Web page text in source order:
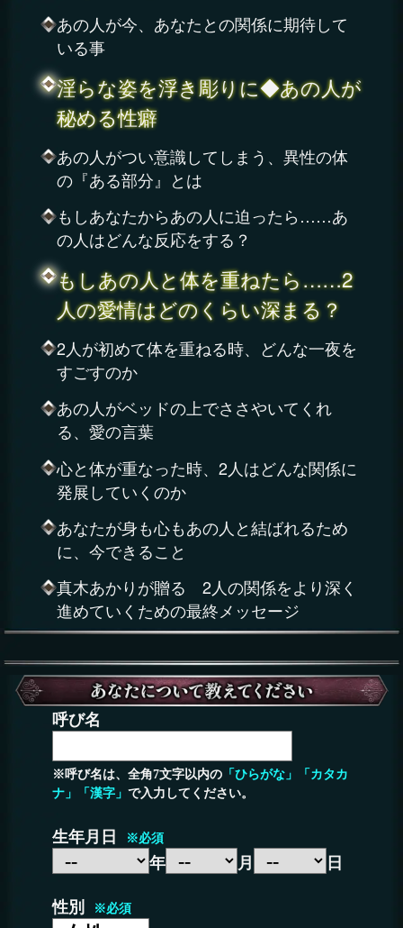
あの人が今、あなたとの関係に期待して
いる事
淫らな姿を浮き彫りに◆あの人が
秘める性癖
あの人がつい意識してしまう、異性の体
の『ある部分』とは
もしあなたからあの人に迫ったら……あ
の人はどんな反応をする？
もしあの人と体を重ねたら……2
人の愛情はどのくらい深まる？
2人が初めて体を重ねる時、どんな一夜を
すごすのか
あの人がベッドの上でささやいてくれ
る、愛の言葉
心と体が重なった時、2人はどんな関係に
発展していくのか
あなたが身も心もあの人と結ばれるため
に、今できること
真木あかりが贈る 2人の関係をより深く
進めていくための最終メッセージ
呼び名
※呼び名は、全角7文字以内の 「ひらがな」「カタカ
ナ」「漢字」で入力してください。
生年月日 ※必須
年 月 日
性別 ※必須